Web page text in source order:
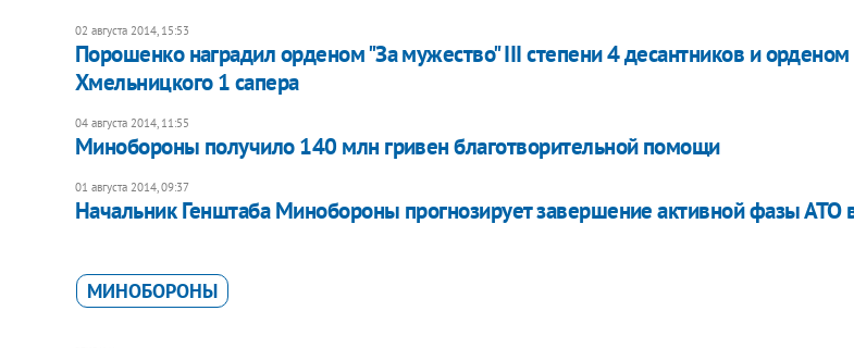
02 августа 2014, 15:53
Порошенко наградил орденом "За мужество" III степени 4 десантников и орденом
Хмельницкого 1 сапера
04 августа 2014, 11:55
Минобороны получило 140 млн гривен благотворительной помощи
01 августа 2014, 09:37
Начальник Генштаба Минобороны прогнозирует завершение активной фазы АТО
МИНОБОРОНЫ